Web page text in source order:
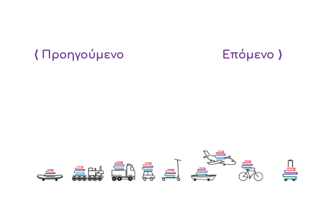
⟨ Προηγούμενο Επόμενο ⟩